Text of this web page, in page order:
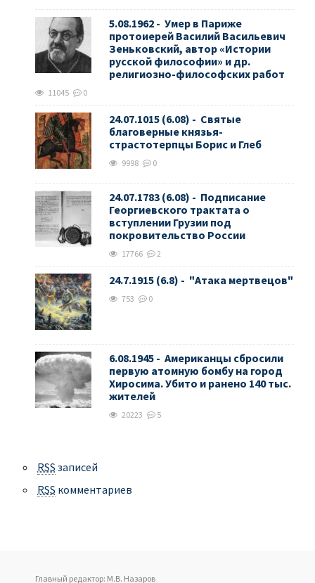
5.08.1962 - Умер в Париже
протоиерей Василий Васильевич
Зеньковский, автор «Истории
русской философии» и др.
религиозно-философских работ
11045 0
24.07.1015 (6.08) - Святые
благоверные князья-
страстотерпцы Борис и Глеб
9998 0
24.07.1783 (6.08) - Подписание
Георгиевского трактата о
вступлении Грузии под
покровительство России
17766 2
24.7.1915 (6.8) - "Атака мертвецов"
753 0
6.08.1945 - Американцы сбросили
первую атомную бомбу на город
Хиросима. Убито и ранено 140 тыс.
жителей
20223 5
RSS записей
RSS комментариев
Главный редактор: М.В. Назаров